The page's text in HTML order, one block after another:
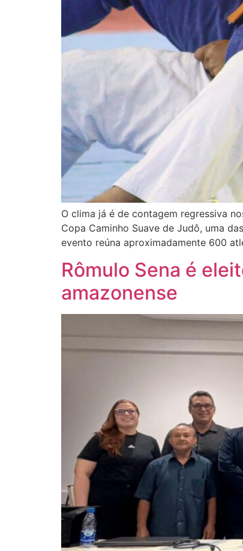
O clima já é de contagem regressiva
Copa Caminho Suave de Judô, uma
evento reúna aproximadamente 600
Rômulo Sena é
amazonense